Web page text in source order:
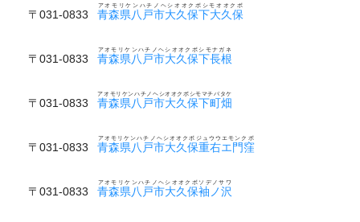
〒031-0833 青森県八戸市大久保下大久保
アオモリケンハチノヘシオオクボシモオオクボ
〒031-0833 青森県八戸市大久保下長根
アオモリケンハチノヘシオオクボシモナガネ
〒031-0833 青森県八戸市大久保下町畑
アオモリケンハチノヘシオオクボシモマチバタケ
〒031-0833 青森県八戸市大久保重右エ門窪
アオモリケンハチノヘシオオクボジュウウエモンクボ
〒031-0833 青森県八戸市大久保袖ノ沢
アオモリケンハチノヘシオオクボソデノサワ